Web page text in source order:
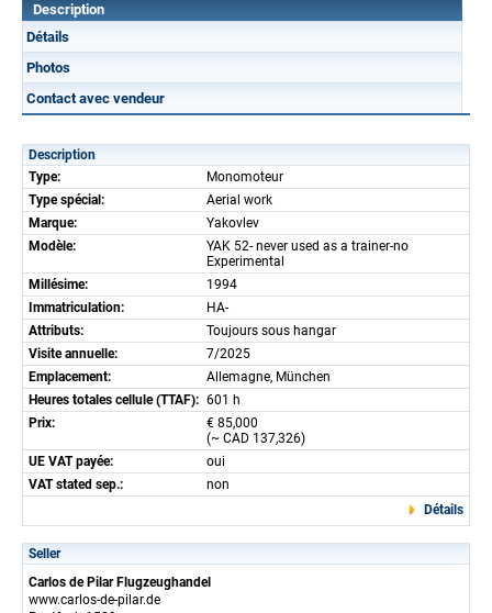
Description
Détails
Photos
Contact avec vendeur
Description
Type:
Monomoteur
Type spécial:
Aerial work
Marque:
Yakovlev
Modèle:
YAK 52- never used as a trainer-no
Experimental
Millésime:
1994
Immatriculation:
HA-
Attributs:
Toujours sous hangar
Visite annuelle:
7/2025
Emplacement:
Allemagne, München
Heures totales cellule (TTAF): 601 h
Prix:
€ 85,000
(~ CAD 137,326)
UE VAT payée:
oui
VAT stated sep.:
non
Détails
Seller
Carlos de Pilar Flugzeughandel
www.carlos-de-pilar.de